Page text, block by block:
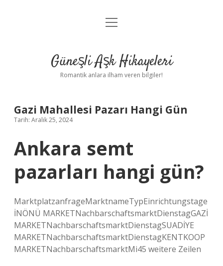
Anasayfa
Yasal Uyarı
menüyü
Güneşli Aşk Hikayeleri
Romantik anlara ilham veren bilgiler!
Gazi Mahallesi Pazarı Hangi Gün
Tarih: Aralık 25, 2024
Ankara semt
pazarları hangi gün?
MarktplatzanfrageMarktnameTypEinrichtungstage
İNÖNÜ MARKETNachbarschaftsmarktDienstagGAZİ
MARKETNachbarschaftsmarktDienstagSUADİYE
MARKETNachbarschaftsmarktDienstagKENTKOOP
MARKETNachbarschaftsmarktMi45 weitere Zeilen